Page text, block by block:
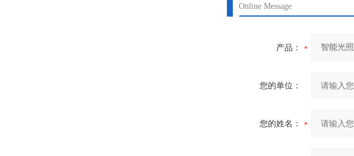
Online Message
产品：
您的单位：
您的姓名：